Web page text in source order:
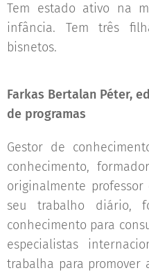
Tem estado ativo na
infância. Tem três
bisnetos.
Farkas Bertalan Péter,
de programas
Gestor de
conhecimento,
originalmente
seu trabalho diário,
conhecimento para
especialistas
trabalha para promover